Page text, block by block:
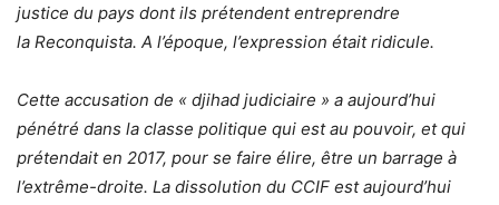
justice du pays dont ils prétendent entreprendre
la Reconquista. A l’époque, l’expression était ridicule.
Cette accusation de « djihad judiciaire » a aujourd’hui
pénétré dans la classe politique qui est au pouvoir, et qui
prétendait en 2017, pour se faire élire, être un barrage à
l’extrême-droite. La dissolution du CCIF est aujourd’hui